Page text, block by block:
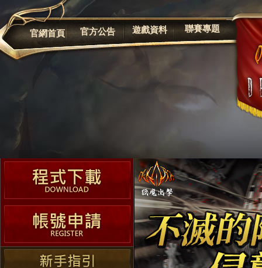
官網首頁 官方公告 遊戲資料 聯賽專題